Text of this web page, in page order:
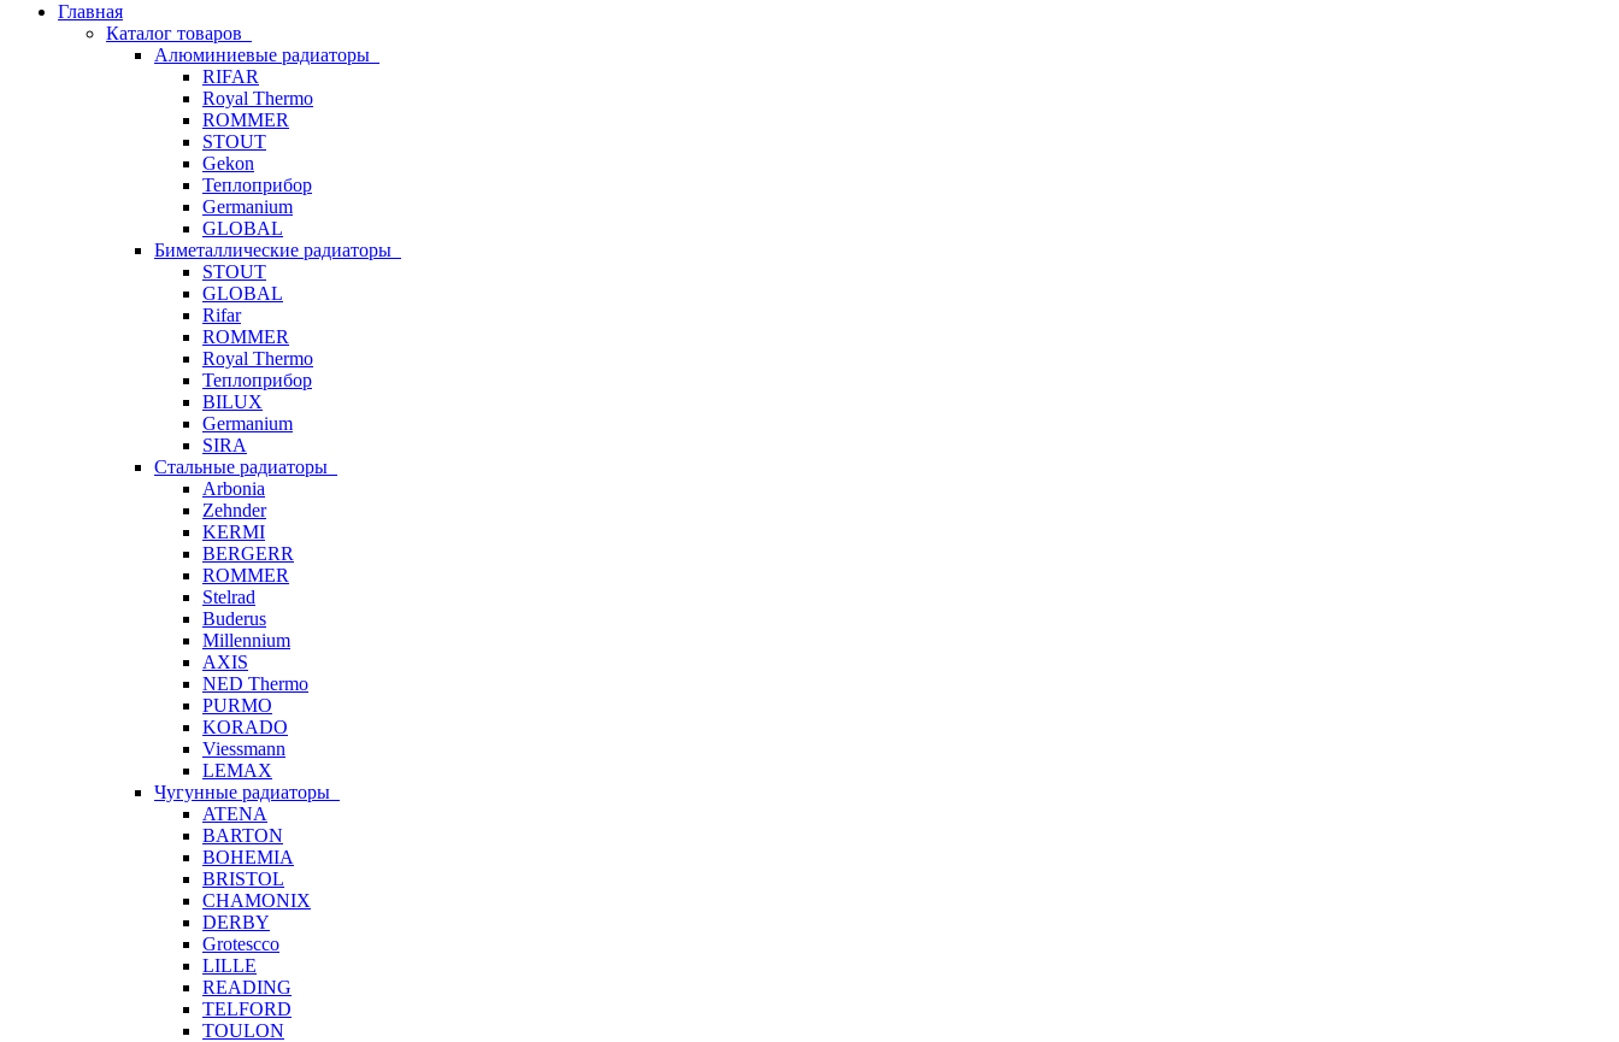
Главная
Каталог товаров
Алюминиевые радиаторы
RIFAR
Royal Thermo
ROMMER
STOUT
Gekon
Теплоприбор
Germanium
GLOBAL
Биметаллические радиаторы
STOUT
GLOBAL
Rifar
ROMMER
Royal Thermo
Теплоприбор
BILUX
Germanium
SIRA
Стальные радиаторы
Arbonia
Zehnder
KERMI
BERGERR
ROMMER
Stelrad
Buderus
Millennium
AXIS
NED Thermo
PURMO
KORADO
Viessmann
LEMAX
Чугунные радиаторы
ATENA
BARTON
BOHEMIA
BRISTOL
CHAMONIX
DERBY
Grotescco
LILLE
READING
TELFORD
TOULON